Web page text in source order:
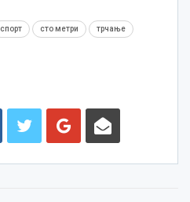
спорт сто метри трчање